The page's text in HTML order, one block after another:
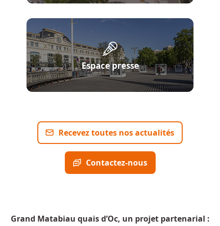
Espace presse
Recevez toutes nos actualités
Contactez-nous
Grand Matabiau quais d’Oc, un projet partenarial :